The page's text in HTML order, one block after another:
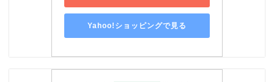
Yahoo!ショッピングで見る